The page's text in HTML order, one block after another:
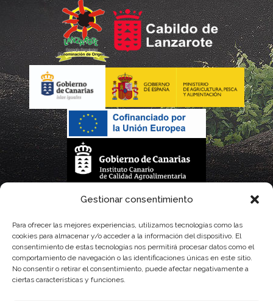
Gestionar consentimiento
Para ofrecer las mejores experiencias, utilizamos tecnologías como las
cookies para almacenar y/o acceder a la información del dispositivo. El
consentimiento de estas tecnologías nos permitirá procesar datos como el
comportamiento de navegación o las identificaciones únicas en este sitio.
No consentir o retirar el consentimiento, puede afectar negativamente a
ciertas características y funciones.
La gestión de la DOP Lanzarote realizada por este Consejo Regulador es financiada,
con fondos provenientes del presupuesto de gastos del Instituto Canario de
Calidad Agroalimentaria